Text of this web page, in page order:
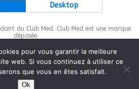
Desktop
du Club Med. Club Med est une marque
déposée.
bywp-copyrightpro.com
pour vous garantir la meilleure
web. Si vous continuez à utiliser ce
que vous en êtes satisfait.
Ok